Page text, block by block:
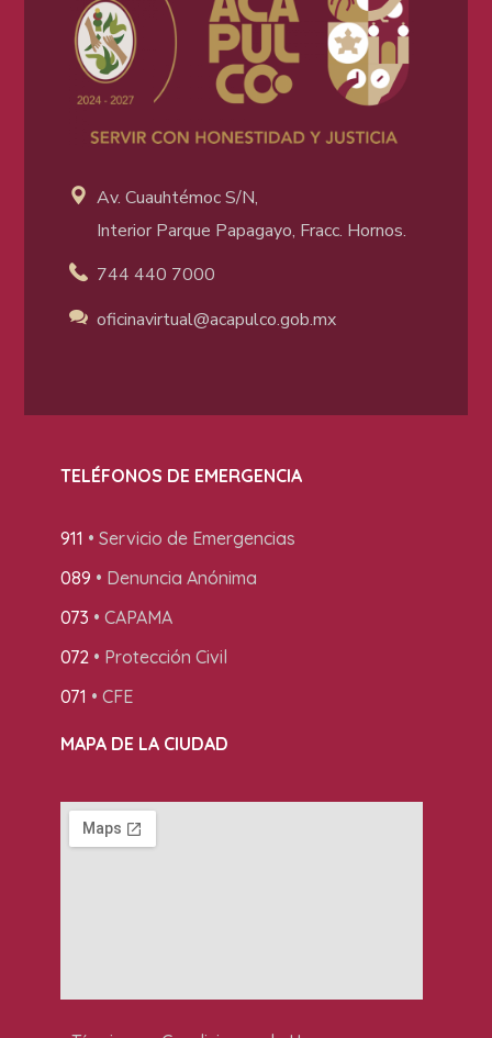
Av. Cuauhtémoc S/N,
Interior Parque Papagayo, Fracc. Hornos.
744 440 7000
oficinavirtual@acapulco.gob.mx
TELÉFONOS DE EMERGENCIA
911 • Servicio de Emergencias
089 • Denuncia Anónima
073 • CAPAMA
072 • Protección Civil
071 • CFE
MAPA DE LA CIUDAD